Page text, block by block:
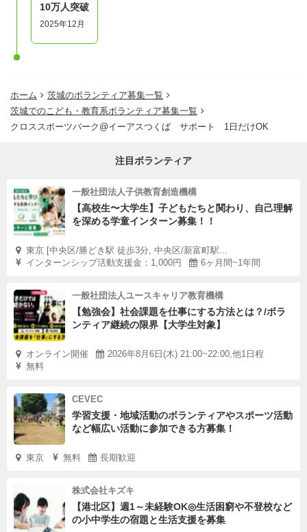
10万人突破
2025年12月
ホーム
茨城のボランティア募集一覧
茨城でのこども・教育系ボランティア募集一覧
クロススポーツパーク@イーアスつくば サポート 1日だけOK
注目ボランティア
一般社団法人子供教育創造機構
【高校生〜大学生】子どもたちと関わり、自己理解
を深める学童インターン募集！！
東京 [中央区/勝どき駅 徒歩3分, 中央区/新富町駅...
インターンシップ活動支援金：1,000円
6ヶ月間~1年間
一般社団法人ユースキャリア教育機構
【勉強会】社会課題を仕事にする方法とは？/ボラ
ンティア継続の限界【大学生対象】
オンライン開催
2026年8月6日(木) 21:00~22:00,他1日程
無料
CEVEC
学習支援・地域活動のボランティアやスポーツ活動
など幅広い活動に参加できる方募集！
東京 無料 長期歓迎
株式会社キズキ
【港北区】週1～未経験OK◎生活困窮や不登校など
の小中学生の宿題と生活支援を募集